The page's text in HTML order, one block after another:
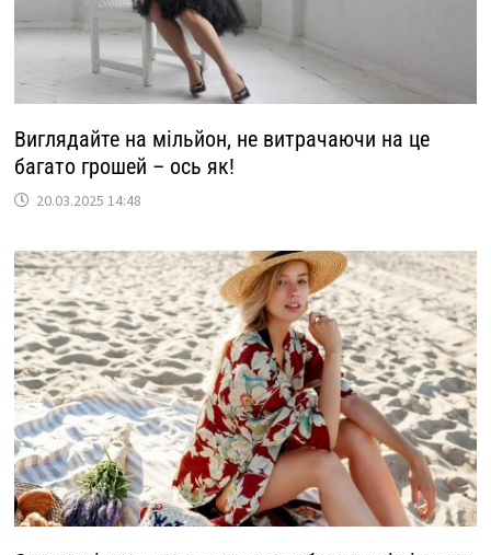
Виглядайте на мільйон, не витрачаючи на це
багато грошей – ось як!
20.03.2025 14:48